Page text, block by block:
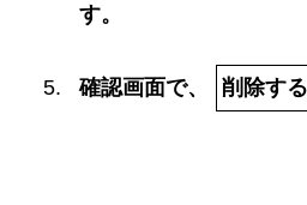
す。
確認画面で、 削除する